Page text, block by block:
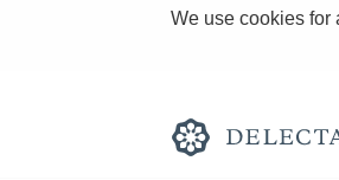
We use cookies for